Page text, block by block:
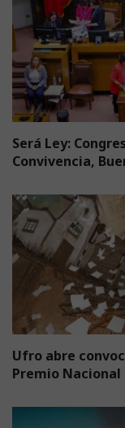
Será Ley:
Convivencia,
Ufro abre
Premio Nacional